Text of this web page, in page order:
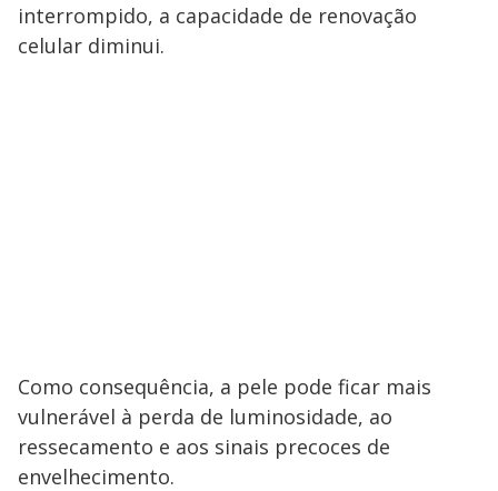
interrompido, a capacidade de renovação
celular diminui.
Como consequência, a pele pode ficar mais
vulnerável à perda de luminosidade, ao
ressecamento e aos sinais precoces de
envelhecimento.